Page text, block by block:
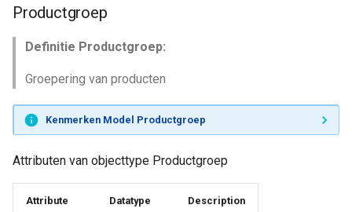
Productgroep
Definitie Productgroep:
Groepering van producten
Kenmerken Model Productgroep
Attributen van objecttype Productgroep
Attribute Datatype Description